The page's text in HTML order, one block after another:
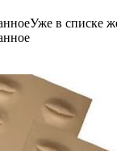
Уже в списке